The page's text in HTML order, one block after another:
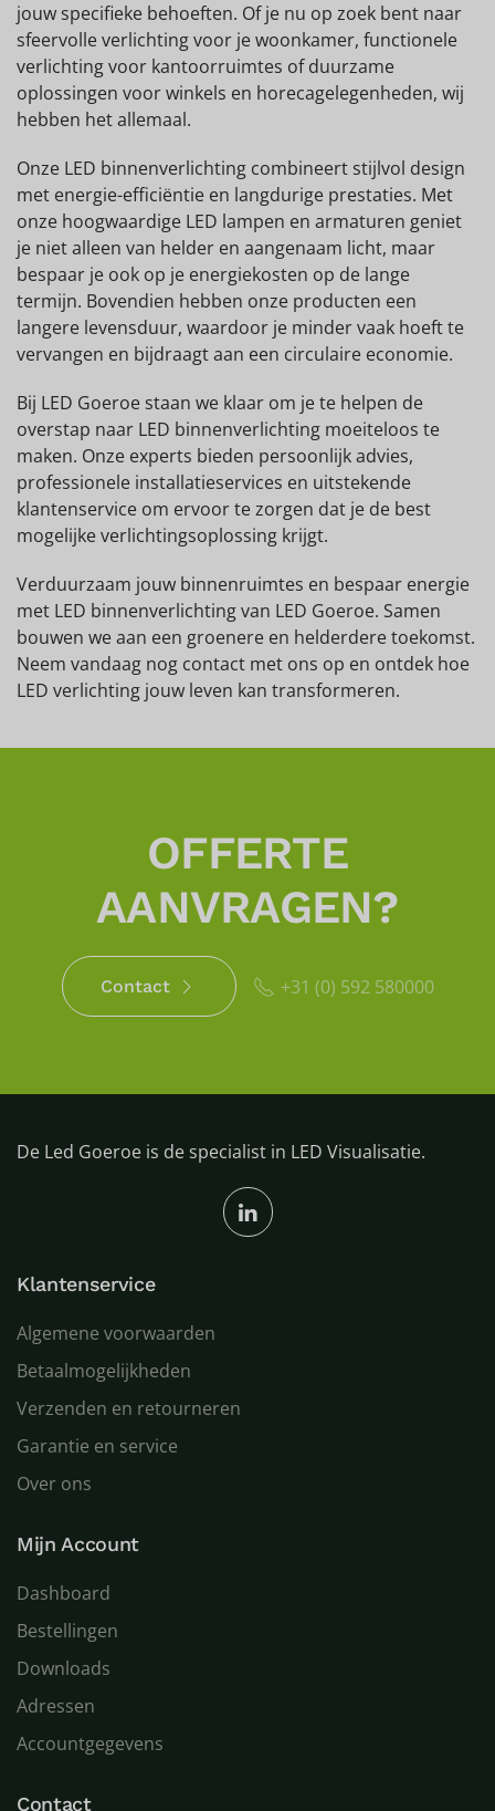
jouw specifieke behoeften. Of je nu op zoek bent naar
sfeervolle verlichting voor je woonkamer, functionele
verlichting voor kantoorruimtes of duurzame
oplossingen voor winkels en horecagelegenheden, wij
hebben het allemaal.
Onze LED binnenverlichting combineert stijlvol design
met energie-efficiëntie en langdurige prestaties. Met
onze hoogwaardige LED lampen en armaturen geniet
je niet alleen van helder en aangenaam licht, maar
bespaar je ook op je energiekosten op de lange
termijn. Bovendien hebben onze producten een
langere levensduur, waardoor je minder vaak hoeft te
vervangen en bijdraagt aan een circulaire economie.
Bij LED Goeroe staan we klaar om je te helpen de
overstap naar LED binnenverlichting moeiteloos te
maken. Onze experts bieden persoonlijk advies,
professionele installatieservices en uitstekende
klantenservice om ervoor te zorgen dat je de best
mogelijke verlichtingsoplossing krijgt.
Verduurzaam jouw binnenruimtes en bespaar energie
met LED binnenverlichting van LED Goeroe. Samen
bouwen we aan een groenere en helderdere toekomst.
Neem vandaag nog contact met ons op en ontdek hoe
LED verlichting jouw leven kan transformeren.
OFFERTE
AANVRAGEN?
Contact +31 (0) 592 580000
De Led Goeroe is de specialist in LED Visualisatie.
Klantenservice
Algemene voorwaarden
Betaalmogelijkheden
Verzenden en retourneren
Garantie en service
Over ons
Mijn Account
Dashboard
Bestellingen
Downloads
Adressen
Accountgegevens
Contact